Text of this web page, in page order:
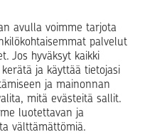
avulla voimme tarjota
palvelut
Jos hyväksyt kaikki
ja käyttää tietojasi
ja mainonnan
mitä evästeitä sallit.
luotettavan ja
välttämättömiä.
Vahinkoapu